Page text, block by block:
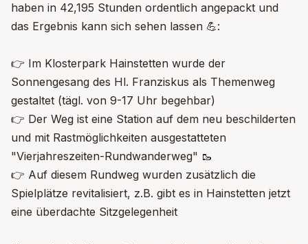
haben in 42,195 Stunden ordentlich angepackt und
das Ergebnis kann sich sehen lassen 💪:
👉 Im Klosterpark Hainstetten wurde der
Sonnengesang des Hl. Franziskus als Themenweg
gestaltet (tägl. von 9-17 Uhr begehbar)
👉 Der Weg ist eine Station auf dem neu beschilderten
und mit Rastmöglichkeiten ausgestatteten
"Vierjahreszeiten-Rundwanderweg" 🥾
👉 Auf diesem Rundweg wurden zusätzlich die
Spielplätze revitalisiert, z.B. gibt es in Hainstetten jetzt
eine überdachte Sitzgelegenheit